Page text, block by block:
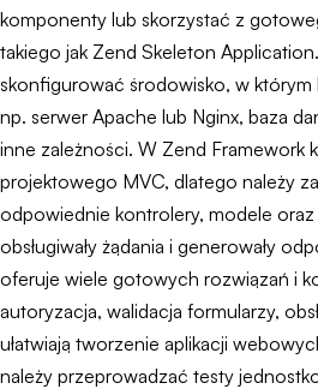
komponenty lub skorzystać z
takiego jak Zend Skeleton
skonfigurować środowisko, w którym
np. serwer Apache lub Nginx, baza
inne zależności. W Zend Framework
projektowego MVC, dlatego należy
odpowiednie kontrolery, modele
obsługiwały żądania i generowały
oferuje wiele gotowych rozwiązań i
autoryzacja, walidacja formularzy,
ułatwiają tworzenie aplikacji
należy przeprowadzać testy